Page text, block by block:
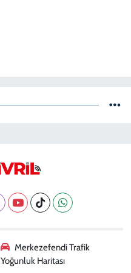
Merkezefendi Trafik
Yoğunluk Haritası